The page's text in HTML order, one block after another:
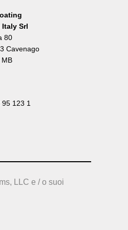
Italy Srl
80
Cavenago
MB
123 1
LLC e / o suoi